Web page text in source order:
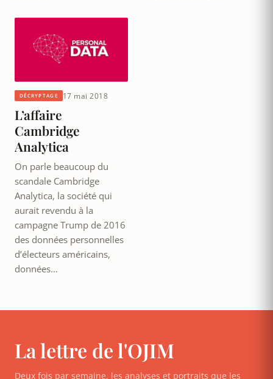
DÉCRYPTAGE 17 mai 2018
L’affaire
Cambridge
Analytica
On parle beaucoup du
scandale Cambridge
Analytica, la société qui
aurait revendu à la
campagne Trump de 2016
des données personnelles
d’électeurs américains,
données…
La lettre de l'OJIM
Deux fois par semaine, les analyses et portraits que les